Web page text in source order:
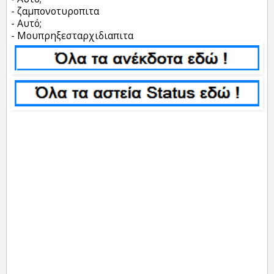
- ζαμπονοτυροπιτα
- Αυτό;
- Μουπρηξεσταρχιδιαπιτα